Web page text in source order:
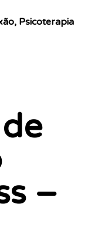
Psicoterapia
–